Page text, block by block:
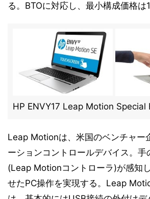
る。BTOに対応し、最小構成価格は
HP ENVY17 Leap Motion Special
Leap Motionは、米国のベンチャー
ーションコントロールデバイス。手
(Leap Motionコントローラ)が感知
せたPC操作を実現する。Leap